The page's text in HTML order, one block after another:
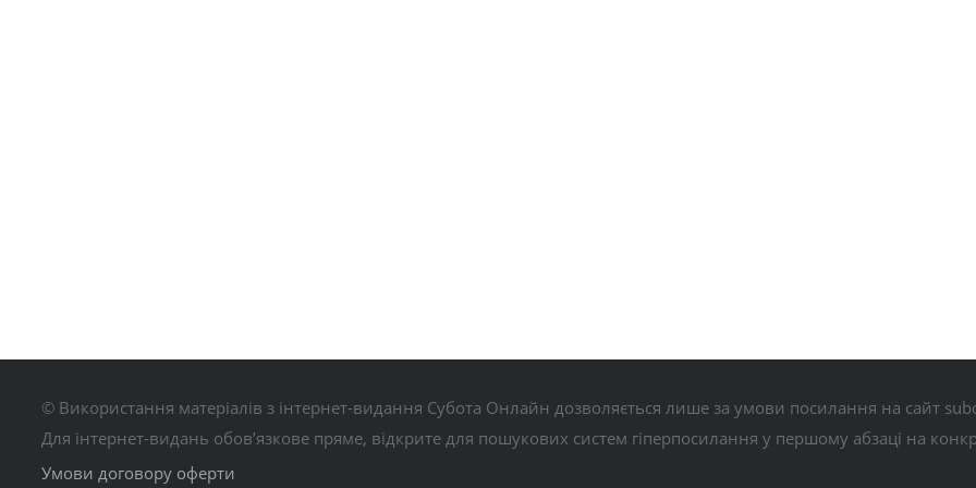
© Використання матеріалів з інтернет-видання Субота Онлайн дозволяється лише за умови посилання на сайт
Для інтернет-видань обов’язкове пряме, відкрите для пошукових систем гіперпосилання у першому абзаці на
Умови договору оферти